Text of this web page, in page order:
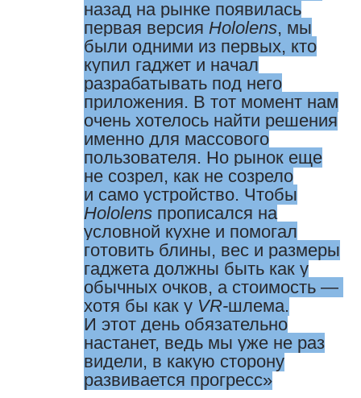
назад на рынке появилась
первая версия Hololens, мы
были одними из первых, кто
купил гаджет и начал
разрабатывать под него
приложения. В тот момент нам
очень хотелось найти решения
именно для массового
пользователя. Но рынок еще
не созрел, как не созрело
и само устройство. Чтобы
Hololens пропи­сался на
условной кухне и помогал
готовить блины, вес и размеры
гаджета должны быть как у
обычных очков, а стоимость — ​
хотя бы как у VR-шлема.
И этот день обязательно
настанет, ведь мы уже не раз
видели, в какую сторону
развивается прогресс